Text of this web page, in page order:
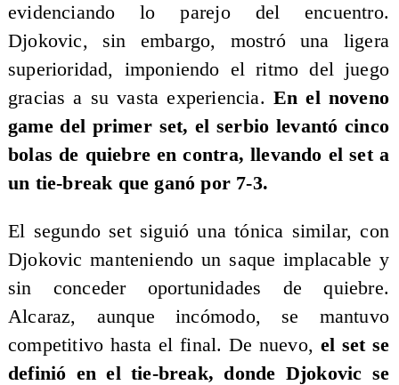
evidenciando lo parejo del encuentro.
Djokovic, sin embargo, mostró una ligera
superioridad, imponiendo el ritmo del juego
gracias a su vasta experiencia. En el noveno
game del primer set, el serbio levantó cinco
bolas de quiebre en contra, llevando el set a
un tie-break que ganó por 7-3.
El segundo set siguió una tónica similar, con
Djokovic manteniendo un saque implacable y
sin conceder oportunidades de quiebre.
Alcaraz, aunque incómodo, se mantuvo
competitivo hasta el final. De nuevo, el set se
definió en el tie-break, donde Djokovic se